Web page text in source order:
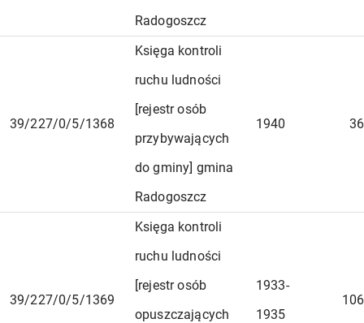
Radogoszcz
39/227/0/5/1368
Księga kontroli
ruchu ludności
[rejestr osób
przybywających
do gminy] gmina
Radogoszcz
1940 36
39/227/0/5/1369
Księga kontroli
ruchu ludności
[rejestr osób
opuszczających
1933-
1935
106